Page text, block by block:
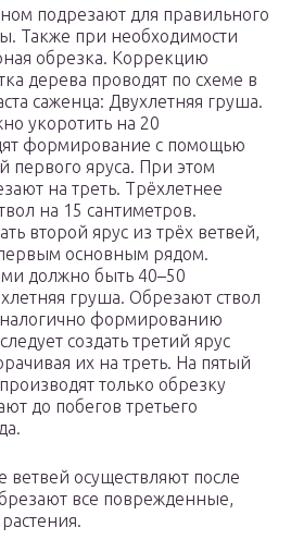
подрезают для правильного
Также при необходимости
обрезка. Коррекцию
дерева проводят по схеме в
саженца: Двухлетняя груша.
укоротить на 20
формирование с помощью
первого яруса. При этом
на треть. Трёхлетнее
на 15 сантиметров.
второй ярус из трёх ветвей,
основным рядом.
должно быть 40–50
груша. Обрезают ствол
формированию
создать третий ярус
их на треть. На пятый
только обрезку
до побегов третьего
ветвей осуществляют после
все поврежденные,